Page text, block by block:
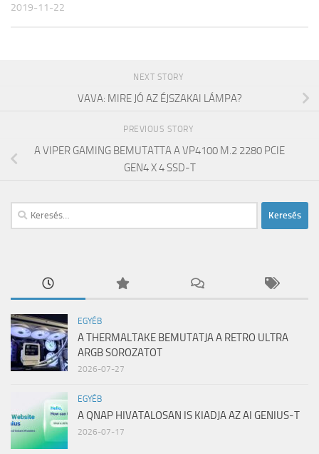
2019-11-22
NEXT STORY
VAVA: MIRE JÓ AZ ÉJSZAKAI LÁMPA?
PREVIOUS STORY
A VIPER GAMING BEMUTATTA A VP4100 M.2 2280 PCIE
GEN4 X 4 SSD-T
Keresés:
EGYÉB
A THERMALTAKE BEMUTATJA A RETRO ULTRA
ARGB SOROZATOT
2026-07-27
EGYÉB
A QNAP HIVATALOSAN IS KIADJA AZ AI GENIUS-T
2026-07-17